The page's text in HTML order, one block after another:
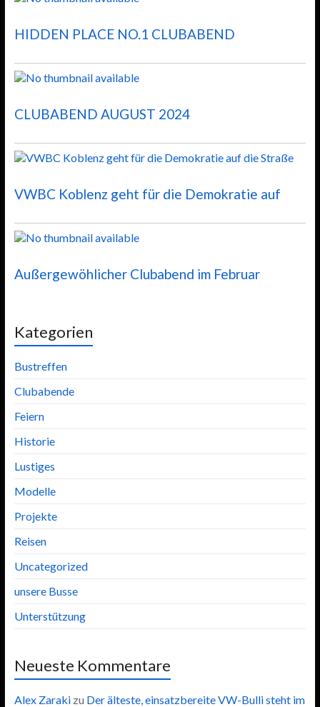
HIDDEN PLACE NO.1 CLUBABEND
CLUBABEND AUGUST 2024
VWBC Koblenz geht für die Demokratie auf
Außergewöhlicher Clubabend im Februar
Kategorien
Bustreffen
Clubabende
Feiern
Historie
Lustiges
Modelle
Projekte
Reisen
Uncategorized
unsere Busse
Unterstützung
Neueste Kommentare
Alex Zarakizu Der älteste, einsatzbereite VW-Bulli steht im